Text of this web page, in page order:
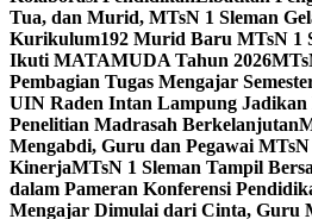
Tua, dan Murid, MTsN 1 Sleman
Kurikulum192 Murid Baru MTsN 1
Ikuti MATAMUDA Tahun 2026
Pembagian Tugas Mengajar
UIN Raden Intan Lampung Jadikan
Penelitian Madrasah Berkelanjutan
Mengabdi, Guru dan Pegawai
KinerjaMTsN 1 Sleman Tampil
dalam Pameran Konferensi
Mengajar Dimulai dari Cinta, Guru